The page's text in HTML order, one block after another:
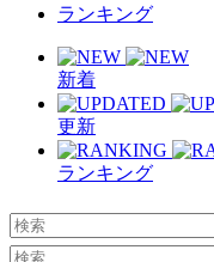
ランキング
新着
更新
ランキング